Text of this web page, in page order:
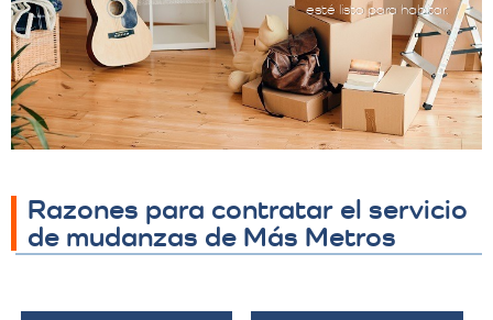
esté listo para habitar.
Razones para contratar el servicio
de mudanzas de Más Metros